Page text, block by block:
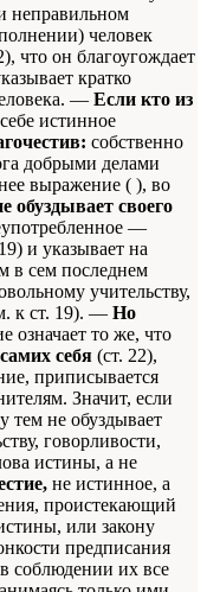
неправильном
человек
что он благоугождает
кратко
— Если кто из
истинное
собственно
добрыми делами
выражение ( ), во
обуздывает своего
—
и указывает на
в сем последнем
учительству,
к ст. 19). — Но
означает то же, что
себя (ст. 22),
приписывается
Значит, если
тем не обуздывает
говорливости,
истины, а не
не истинное, а
проистекающий
или закону
предписания
соблюдении их все